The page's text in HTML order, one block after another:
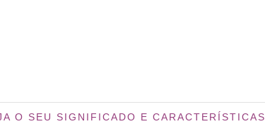
O SEU SIGNIFICADO E CARACTERÍSTICAS